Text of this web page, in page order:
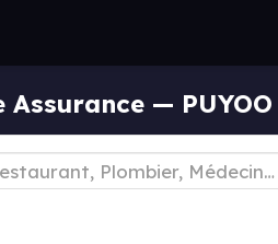
Assurance — PUYOO